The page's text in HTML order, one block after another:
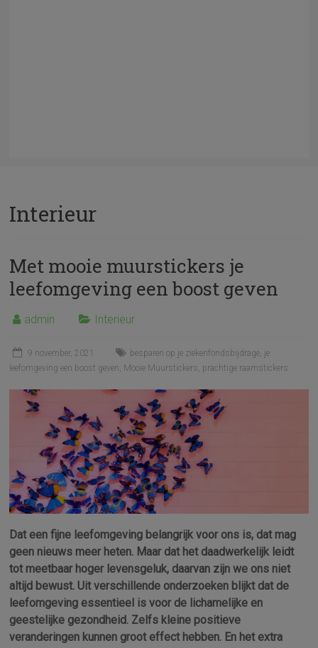
Interieur
Met mooie muurstickers je
leefomgeving een boost geven
admin Interieur
9 november, 2021 besparen op je ziekenfondsbijdrage, je
leefomgeving een boost geven, Mooie Muurstickers, prachtige raamstickers
Dat een fijne leefomgeving belangrijk voor ons is, dat mag
geen nieuws meer heten. Maar dat het daadwerkelijk leidt
tot meetbaar hoger levensgeluk, daarvan zijn we ons niet
altijd bewust. Uit verschillende onderzoeken blijkt dat de
leefomgeving essentieel is voor de lichamelijke en
geestelijke gezondheid. Zelfs kleine positieve
veranderingen kunnen groot effect hebben. En het extra